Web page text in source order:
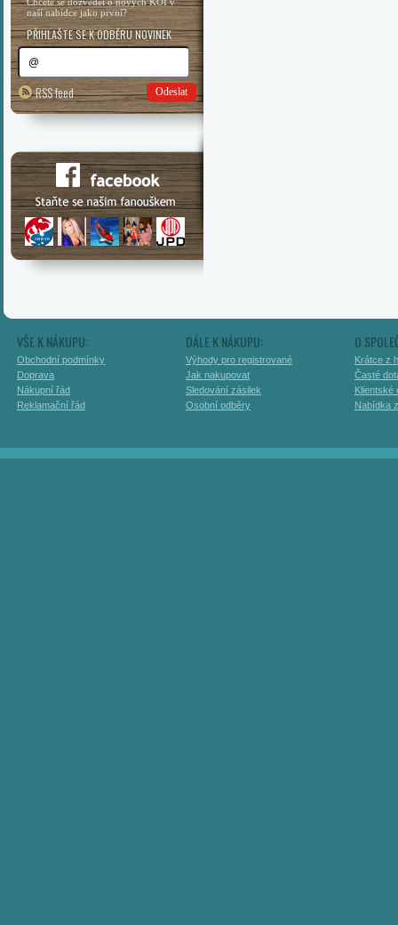
naší nabídce jako první?
PŘIHLAŠTE SE K ODBĚRU NOVINEK
RSS feed Odeslat
VŠE K NÁKUPU:
Obchodní podmínky
Doprava
Nákupní řád
Reklamační řád
DÁLE K NÁKUPU:
Výhody pro registrované
Jak nakupovat
Sledování zásilek
Osobní odběry
O
Krátce z
Časté
Klientské
Nabídka